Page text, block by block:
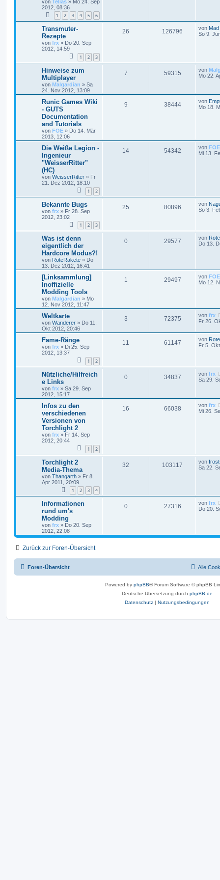
von Telias » Mo 24. Sep
2012, 08:36
1 2 3 4 5 6
Transmuter-
Rezepte
von frx » Do 20. Sep
2012, 14:59
1 2 3
26 126796 von
So 9.
Hinweise zum
Multiplayer
von Malgardian » Sa
24. Nov 2012, 13:09
7 59315 von
Mo 22.
Runic Games Wiki
- GUTS
Documentation
and Tutorials
von FOE » Do 14. Mär
2013, 12:06
9 38444 von
Mo 18.
Die Weiße Legion -
Ingenieur
"WeisserRitter"
(HC)
von WeisserRitter » Fr
21. Dez 2012, 18:10
1 2
14 54342 von FOE
Mi 13.
Bekannte Bugs
von frx » Fr 28. Sep
2012, 23:02
1 2 3
25 80896 von
So 3.
Was ist denn
eigentlich der
Hardcore Modus?!
von RoteRakete » Do
13. Dez 2012, 16:41
0 29577 von
Do 13.
[Linksammlung]
Inoffizielle
Modding Tools
von Malgardian » Mo
12. Nov 2012, 11:47
1 29497 von FOE
Mo 12.
Weltkarte
von Wanderer » Do 11.
Okt 2012, 20:46
3 72375 von frx
Fr 26.
Fame-Ränge
von frx » Di 25. Sep
2012, 13:37
1 2
11 61147 von
Fr 5.
Nützliche/Hilfreich
e Links
von frx » Sa 29. Sep
2012, 15:17
0 34837 von frx
Sa 29.
Infos zu den
verschiedenen
Versionen von
Torchlight 2
von frx » Fr 14. Sep
2012, 20:44
1 2
16 66038 von frx
Mi 26.
Torchlight 2
Media-Thema
von Thangarth » Fr 8.
Apr 2011, 20:09
1 2 3 4
32 103117 von
Sa 22.
Informationen
rund um's
Modding
von frx » Do 20. Sep
2012, 22:08
0 27316 von frx
Do 20.
Zurück zur Foren-Übersicht
Foren-Übersicht Alle
Powered by phpBB® Forum Software © phpBB
Deutsche Übersetzung durch phpBB.de
Datenschutz | Nutzungsbedingungen